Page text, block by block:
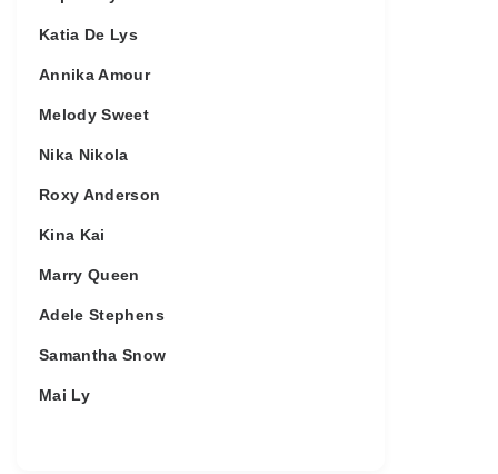
Katia De Lys
Annika Amour
Melody Sweet
Nika Nikola
Roxy Anderson
Kina Kai
Marry Queen
Adele Stephens
Samantha Snow
Mai Ly